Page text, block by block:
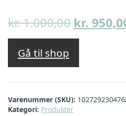
kr.1.000,00 Den
var:
kr.
kr.
Gå til shop
Varenummer (SKU):
Kategori: Produkter